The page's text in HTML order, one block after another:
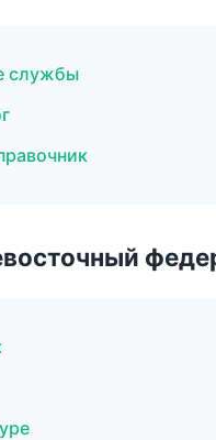
службы